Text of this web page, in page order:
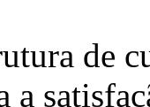
de
a